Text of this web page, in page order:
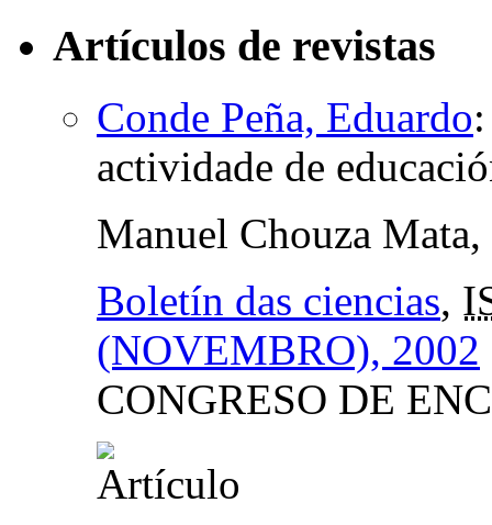
Artículos de revistas
Conde Peña, Eduardo
actividade de
Manuel Chouza Mata,
Boletín das ciencias,
(NOVEMBRO), 2002
CONGRESO DE